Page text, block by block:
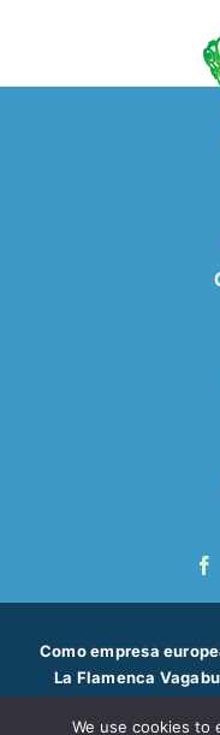
Como empresa
La Flamenca
We use cookies to